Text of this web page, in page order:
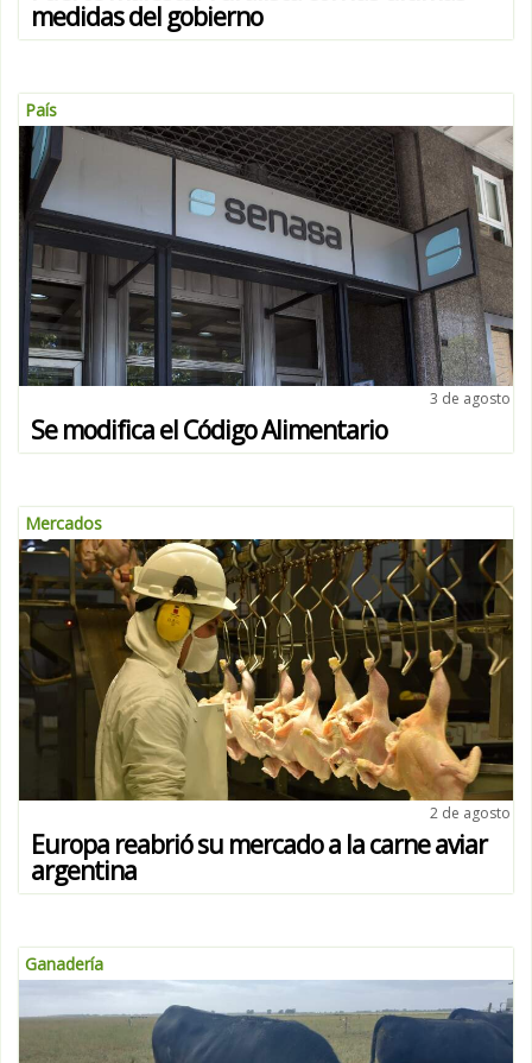
medidas del gobierno
País
3 de agosto
Se modifica el Código Alimentario
Mercados
2 de agosto
Europa reabrió su mercado a la carne aviar
argentina
Ganadería